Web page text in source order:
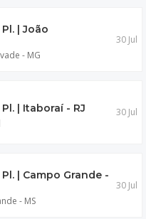
| João
- MG
30 Jul
| Itaboraí - RJ 30 Jul
| Campo Grande -
- MS
30 Jul